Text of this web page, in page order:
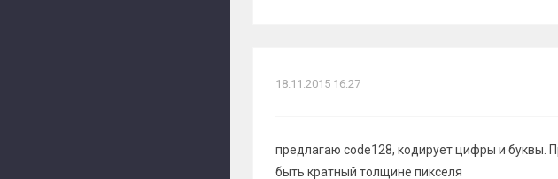
18.11.2015 16:27
предлагаю code128, кодирует цифры и буквы.
быть кратный толщине пикселя